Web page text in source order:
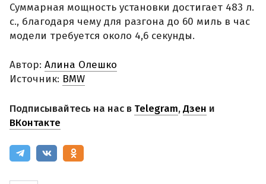
Суммарная мощность установки достигает 483 л.
с., благодаря чему для разгона до 60 миль в час
модели требуется около 4,6 секунды.
Автор: Алина Олешко
Источник: BMW
Подписывайтесь на нас в Telegram,Дзен и
ВКонтакте